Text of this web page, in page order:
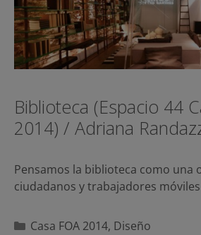
Biblioteca (Espacio 44
2014) / Adriana
Pensamos la biblioteca como una
ciudadanos y trabajadores
Categorías
Casa FOA 2014, Diseño